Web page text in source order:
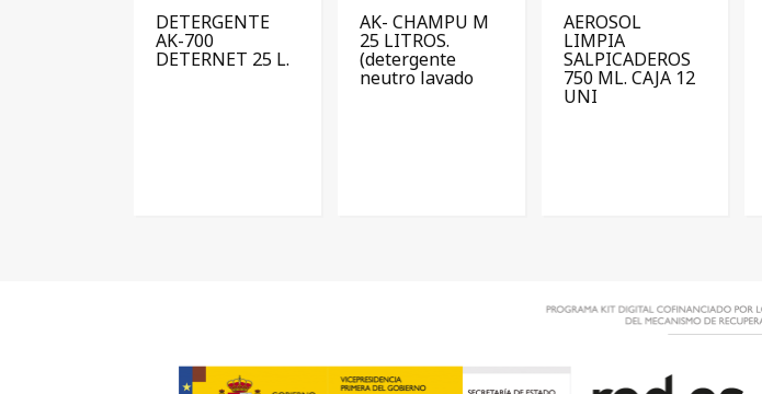
DETERGENTE
AK-700
DETERNET 25 L.
AK- CHAMPU M
25 LITROS.
(detergente
neutro lavado
AEROSOL
LIMPIA
SALPICADEROS
750 ML. CAJA 12
UNI